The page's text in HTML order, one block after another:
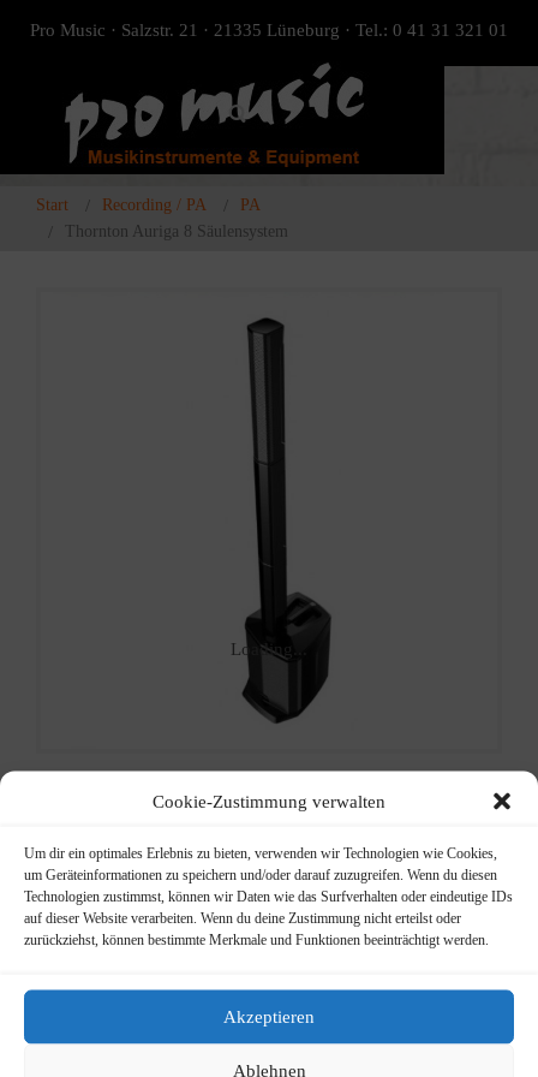
Cookie-Zustimmung verwalten
Um dir ein optimales Erlebnis zu bieten, verwenden wir Technologien wie Cookies,
um Geräteinformationen zu speichern und/oder darauf zuzugreifen. Wenn du diesen
Technologien zustimmst, können wir Daten wie das Surfverhalten oder eindeutige IDs
auf dieser Website verarbeiten. Wenn du deine Zustimmung nicht erteilst oder
zurückziehst, können bestimmte Merkmale und Funktionen beeinträchtigt werden.
Akzeptieren
Ablehnen
Pro Music · Salzstr. 21 · 21335 Lüneburg · Tel.: 0 41 31 321 01
Start Recording / PA
PA
Thornton Auriga 8 Säulensystem
Loading...
Thornton
Auriga 8
Säulensystem
Aktives Lautsprechersystem